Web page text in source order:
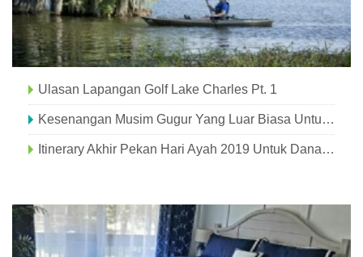
Ulasan Lapangan Golf Lake Charles Pt. 1
Kesenangan Musim Gugur Yang Luar Biasa Untuk Keluarga Di Danau Charles
Itinerary Akhir Pekan Hari Ayah 2019 Untuk Danau Charles